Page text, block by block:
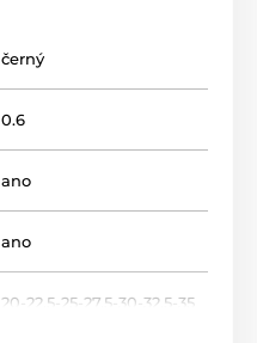
černý
0.6
ano
ano
20-22.5-25-27.5-30-32.5-35